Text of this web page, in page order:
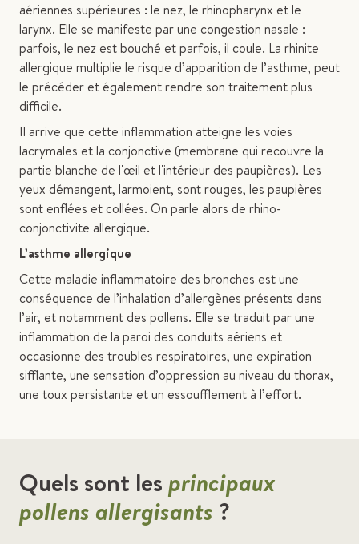
aériennes supérieures : le nez, le rhinopharynx et le
larynx. Elle se manifeste par une congestion nasale :
parfois, le nez est bouché et parfois, il coule. La rhinite
allergique multiplie le risque d’apparition de l’asthme, peut
le précéder et également rendre son traitement plus
difficile.
Il arrive que cette inflammation atteigne les voies
lacrymales et la conjonctive (membrane qui recouvre la
partie blanche de l'œil et l'intérieur des paupières). Les
yeux démangent, larmoient, sont rouges, les paupières
sont enflées et collées. On parle alors de rhino-
conjonctivite allergique.
L’asthme allergique
Cette maladie inflammatoire des bronches est une
conséquence de l’inhalation d’allergènes présents dans
l’air, et notamment des pollens. Elle se traduit par une
inflammation de la paroi des conduits aériens et
occasionne des troubles respiratoires, une expiration
sifflante, une sensation d’oppression au niveau du thorax,
une toux persistante et un essoufflement à l’effort.
Quels sont lesprincipaux
pollens allergisants ?